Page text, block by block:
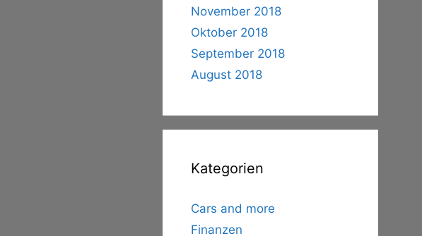
November 2018
Oktober 2018
September 2018
August 2018
Kategorien
Cars and more
Finanzen